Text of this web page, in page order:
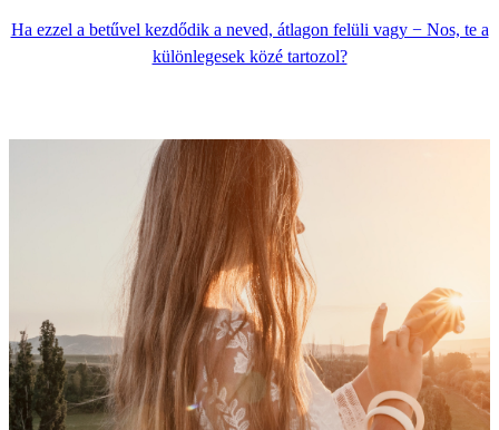
Ha ezzel a betűvel kezdődik a neved, átlagon felüli vagy − Nos, te a
különlegesek közé tartozol?